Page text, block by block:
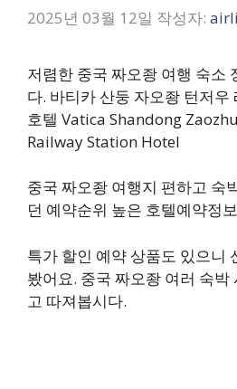
2025년 03월 12일 작성자:
저렴한 중국 짜오좡 여행 숙소
다. 바티카 산둥 자오좡 턴저우
호텔 Vatica Shandong
Railway Station Hotel
중국 짜오좡 여행지 편하고 숙
던 예약순위 높은 호텔예약정
특가 할인 예약 상품도 있으니
봤어요. 중국 짜오좡 여러 숙박
고 따져봅시다.